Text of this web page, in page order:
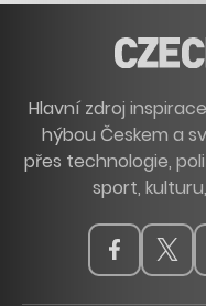
Hlavní zdroj
hýbou Českem a
přes technologie,
sport,